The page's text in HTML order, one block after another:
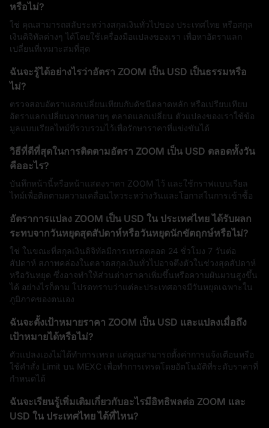
หรือไม่?
ใช่ คุณสามารถสลับระหว่างสกุลเงินทั่วไปของ ประเทศไทย หรือสกุล
เงินดิจิทัลต่างๆ ได้โดยใช้เครื่องมือแปลงของเรา เพื่อหาอัตราแลก
เปลี่ยนที่เหมาะสมที่สุด
ฉันจะรู้ได้อย่างไรว่าอัตรา ZOOM เป็น USD เป็นธรรมหรือ
ไม่?
ตรวจสอบอัตราแลกเปลี่ยนเทียบกับดัชนีตลาดหลัก หรือเปรียบเทียบ
อัตราแลกเปลี่ยนจากหลายๆ ตลาดแลกเปลี่ยน ตัวแปลงของเราใช้ข้อ
มูลแบบเรียลไทม์ที่รวบรวมไว้เพื่อรักษาราคาที่แข่งขันได้
วิธีที่ดีที่สุดในการติดตามอัตรา ZOOM เป็น USD ตลอดทั้งวัน
คืออะไร?
บันทึกหน้านี้หรือหน้าแสดงราคา ZOOM ไว้ และใช้กราฟแบบเรียล
ไทม์เพื่อติดตามความเคลื่อนไหวระหว่างวันและโอกาสในการเข้าซื้อ
อัตราการแปลง ZOOM เป็น USD ใน ประเทศไทย ได้รับผลก
ระทบจากวันหยุดสุดสัปดาห์หรือวันหยุดนักขัตฤกษ์หรือไม่?
ใช่ ในขณะที่สกุลเงินดิจิทัลมีการเทรดตลอด 24 ชั่วโมง 7 วันต่อ
สัปดาห์ สภาพคล่องในตลาดสกุลเงินทั่วไปอาจตึงตัวในช่วงสุดสัปดาห์
หรือวันหยุด ซึ่งอาจทำให้ส่วนต่างราคาเพิ่มขึ้นหรือความผันผวนสูงขึ้น
ได้ อย่างไรก็ตาม โปรดทราบว่าแต่ละประเทศอาจมีวันหยุดเฉพาะใน
ภูมิภาคของตนเอง
ฉันจะตั้งเป้าหมายราคา ZOOM เป็น USD และแปลงเมื่อถึง
เป้าหมายได้หรือไม่?
ตัวแปลงเองไม่ได้ทำการเทรด แต่คุณสามารถตั้งค่าการแจ้งเตือนหรือ
ใช้คำสั่ง Limit บน MEXC เพื่อทำการเทรดโดยอัตโนมัติที่ระดับราคาที่
กำหนดได้
ฉันจะเรียนรู้เพิ่มเติมเกี่ยวกับอะไรมีอิทธิพลต่อ ZOOM และ
USD ใน ประเทศไทย ได้ที่ไหน?